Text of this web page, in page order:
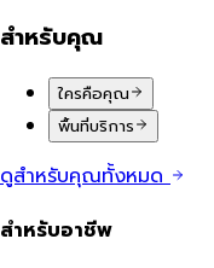
สำหรับคุณ
ใครคือคุณ
พื้นที่บริการ
ดูสำหรับคุณทั้งหมด
สำหรับอาชีพ